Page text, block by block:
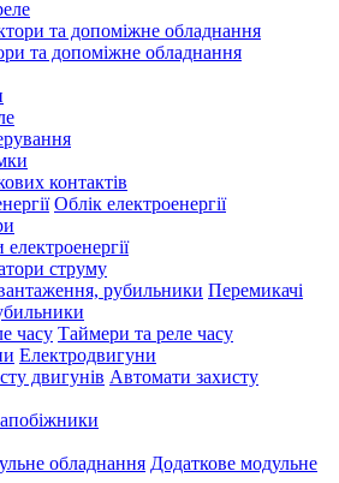
та допоміжне обладнання
контактів
Облік електроенергії
струму
Перемикачі
Таймери та реле часу
Електродвигуни
Автомати захисту
Додаткове модульне